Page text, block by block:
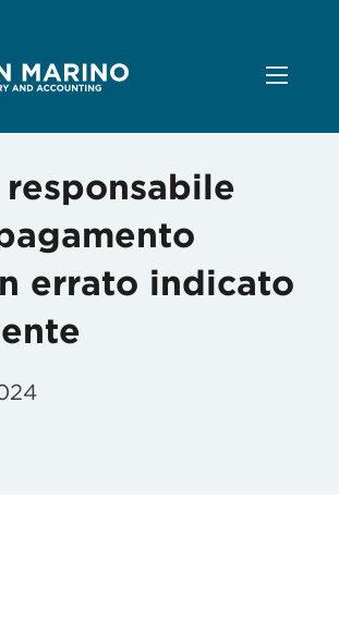
responsabile
errato indicato